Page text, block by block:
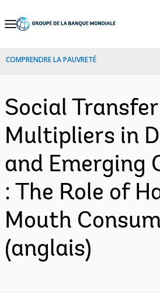
Skip
Navigation
COMPRENDRE LA PAUVRETÉ
Social Transfer
Multipliers in
and Emerging
: The Role of
Mouth
(anglais)